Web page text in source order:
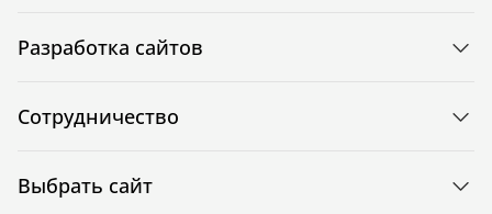
Разработка сайтов
Сотрудничество
Выбрать сайт